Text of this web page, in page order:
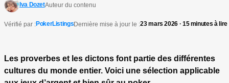
Iva DozetAuteur du contenu
Vérifié par :PokerListingsDernière mise à jour le :23 mars 2026 · 15 minutes à lire
Les proverbes et les dictons font partie des différentes
cultures du monde entier. Voici une sélection applicable